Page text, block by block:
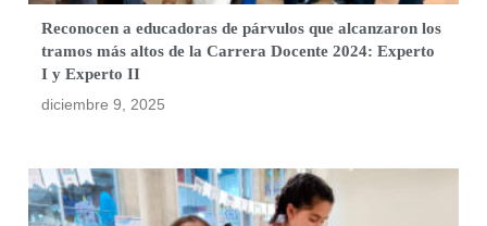
Reconocen a educadoras de párvulos que alcanzaron los
tramos más altos de la Carrera Docente 2024: Experto
I y Experto II
diciembre 9, 2025